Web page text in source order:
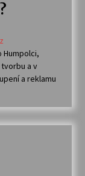
Humpolci,
a v
a reklamu